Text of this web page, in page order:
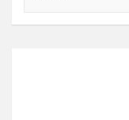
a